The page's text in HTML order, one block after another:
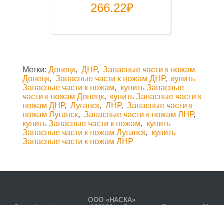
266.22₽
Метки: Донецк, ДНР, Запасные части к ножам
Донецк, Запасные части к ножам ДНР, купить
Запасные части к ножам, купить Запасные
части к ножам Донецк, купить Запасные части к
ножам ДНР, Луганск, ЛНР, Запасные части к
ножам Луганск, Запасные части к ножам ЛНР,
купить Запасные части к ножам, купить
Запасные части к ножам Луганск, купить
Запасные части к ножам ЛНР
ООО «НАСКА»